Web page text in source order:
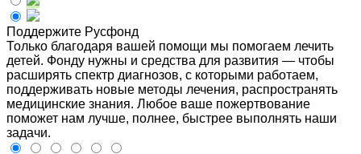
Поддержите Русфонд
Только благодаря вашей помощи мы помогаем лечить
детей. Фонду нужны и средства для развития — чтобы
расширять спектр диагнозов, с которыми работаем,
поддерживать новые методы лечения, распространять
медицинские знания. Любое ваше пожертвование
поможет нам лучше, полнее, быстрее выполнять наши
задачи.